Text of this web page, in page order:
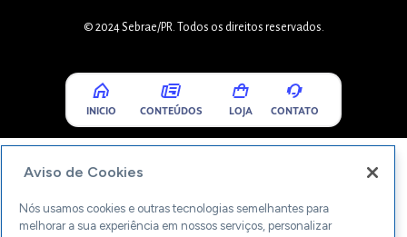
© 2024 Sebrae/PR. Todos os direitos reservados.
INICIO CONTEÚDOS LOJA CONTATO
Aviso de Cookies
Nós usamos cookies e outras tecnologias semelhantes para
melhorar a sua experiência em nossos serviços, personalizar